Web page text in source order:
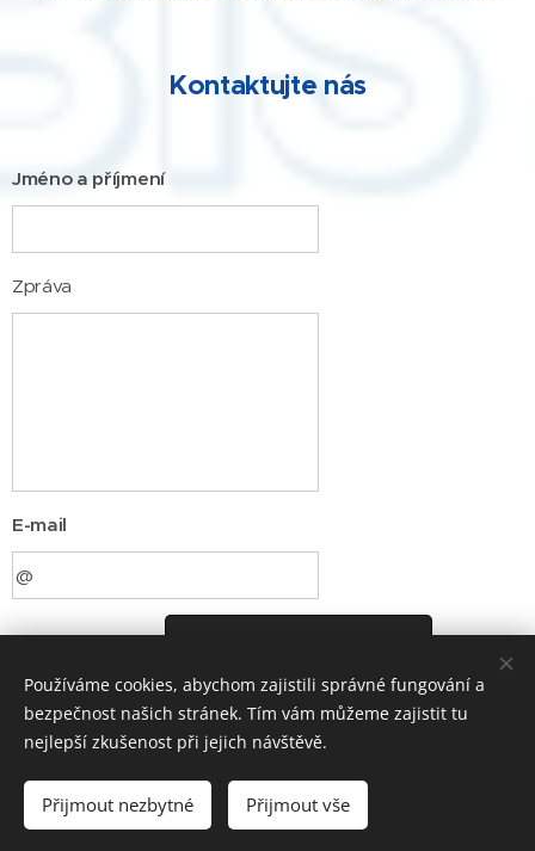
Kontaktujte nás
Jméno a příjmení
Zpráva
E-mail
Tel.:+420 582 386 325
Cookies
Používáme cookies, abychom zajistili správné fungování a
bezpečnost našich stránek. Tím vám můžeme zajistit tu
nejlepší zkušenost při jejich návštěvě.
Přijmout nezbytné Přijmout vše